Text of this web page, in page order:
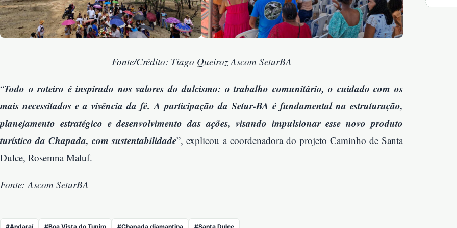
Fonte/Crédito: Tiago Queiroz Ascom SeturBA
“Todo o roteiro é inspirado nos valores do dulcismo: o trabalho comunitário, o cuidado com os
mais necessitados e a vivência da fé. A participação da Setur-BA é fundamental na estruturação,
planejamento estratégico e desenvolvimento das ações, visando impulsionar esse novo produto
turístico da Chapada, com sustentabilidade”, explicou a coordenadora do projeto Caminho de Santa
Dulce, Rosemna Maluf.
Fonte: Ascom SeturBA